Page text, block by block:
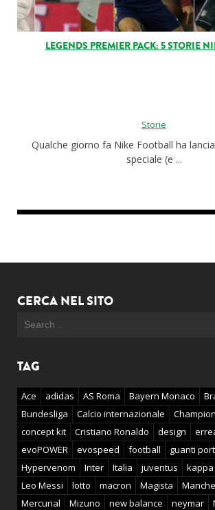
LEGENDS PREMIER PACK: 5 STORIE
Storie
Qualche giorno fa Nike Football ha
speciale (e ...
CERCA NEL SITO
TAG
Ace adidas AS Roma Bayern Monaco
Bundesliga
Calcio internazionale
concept kit
Cristiano Ronaldo design
evoPOWER
evospeed football
guanti
Hypervenom
Inter Italia juventus kappa
Leo Messi
lotto macron Magista
Mercurial
Mizuno new balance neymar